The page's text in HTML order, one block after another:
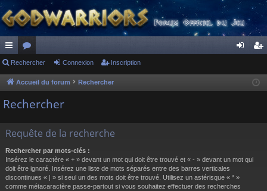
ac
co
ur
s
or
u
m
cri
Rechercher Connexion Inscription
Accueil du forum Rechercher
Rechercher
Requête de la recherche
Rechercher par mots-clés :
Insérez le caractère « + » devant un mot qui doit être trouvé et « - » devant un mot qui
doit être ignoré. Insérez une liste de mots séparés entre des barres verticales
discontinues « | » si seul un des mots doit être trouvé. Utilisez un astérisque « * »
comme métacaractère passe-partout si vous souhaitez effectuer des recherches